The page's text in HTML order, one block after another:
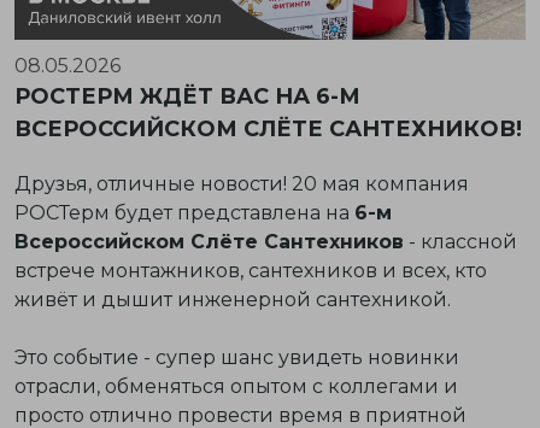
08.05.2026
РОСТЕРМ ЖДЁТ ВАС НА 6-М
ВСЕРОССИЙСКОМ СЛЁТЕ САНТЕХНИКОВ!
Друзья, отличные новости! 20 мая компания
РОСТерм будет представлена на 6-м
Всероссийском Слёте Сантехников - классной
встрече монтажников, сантехников и всех, кто
живёт и дышит инженерной сантехникой.
Это событие - супер шанс увидеть новинки
отрасли, обменяться опытом с коллегами и
просто отлично провести время в приятной